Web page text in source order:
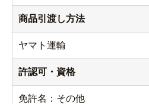
商品引渡し方法
ヤマト運輸
許認可・資格
免許名：その他